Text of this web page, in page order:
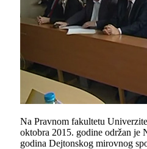
Na Pravnom fakultetu
oktobra 2015. godine održan je
godina Dejtonskog mirovnog